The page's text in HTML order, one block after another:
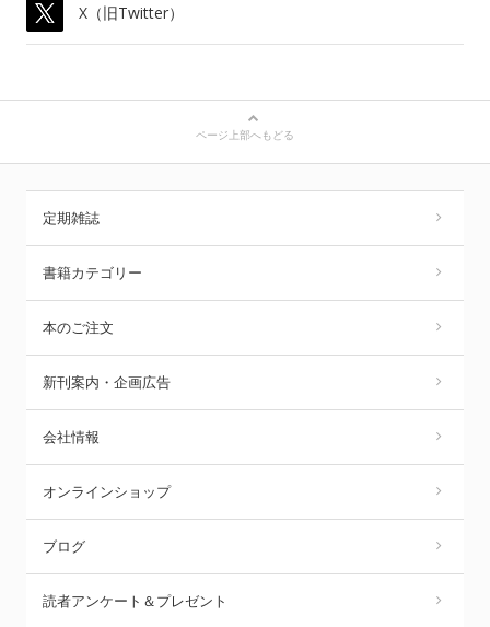
X（旧Twitter）
ページ上部へもどる
定期雑誌
書籍カテゴリー
本のご注文
新刊案内・企画広告
会社情報
オンラインショップ
ブログ
読者アンケート＆プレゼント